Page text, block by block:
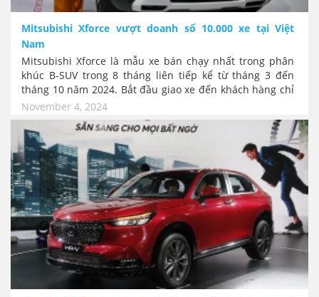
Mitsubishi Xforce vượt doanh số 10.000 xe tại Việt
Nam
Mitsubishi Xforce là mẫu xe bán chạy nhất trong phân
khúc B-SUV trong 8 tháng liên tiếp kể từ tháng 3 đến
tháng 10 năm 2024. Bắt đầu giao xe đến khách hàng chỉ
sau 8 tháng, Mitsubishi Xforce đã chính thức vượt mốc
doanh số 10.000 xe. Mẫu xe này thêm một lần nữa khẳng
định sức hấp dẫn triết lý sản phẩm của Mitsubishi rất
hợp với thói quen mua xe của người Việt: Đẹp Lạ và Rẻ
November 4, 2024